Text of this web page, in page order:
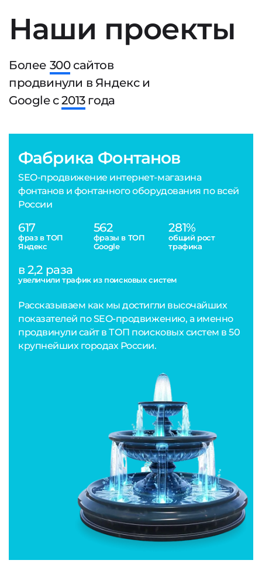
Наши проекты
Более 300сайтов
продвинули в Яндекс и
Google с2013года
Фабрика Фонтанов
SEO-продвижение интернет-магазина
фонтанов и фонтанного оборудования по всей
России
617
фраз в ТОП
Яндекс
562
фразы в ТОП
Google
281%
общий рост
трафика
в 2,2 раза
увеличили трафик из поисковых систем
Рассказываем как мы достигли высочайших
показателей по SEO-продвижению, а именно
продвинули сайт в ТОП поисковых систем в 50
крупнейших городах России.